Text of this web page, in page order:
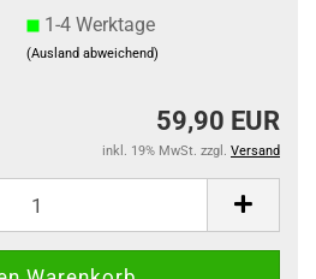
1-4 Werktage
(Ausland abweichend)
59,90 EUR
inkl. 19% MwSt. zzgl. Versand